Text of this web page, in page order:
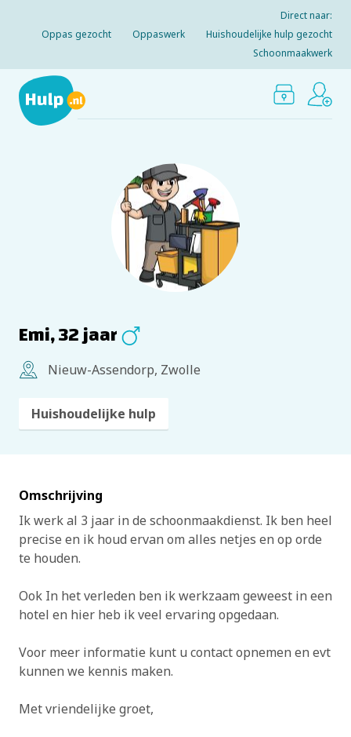
Direct naar:
Oppas gezocht
Oppaswerk
Huishoudelijke hulp gezocht
Schoonmaakwerk
Emi, 32 jaar
Nieuw-Assendorp, Zwolle
Huishoudelijke hulp
Omschrijving
Ik werk al 3 jaar in de schoonmaakdienst. Ik ben heel
precise en ik houd ervan om alles netjes en op orde
te houden.
Ook In het verleden ben ik werkzaam geweest in een
hotel en hier heb ik veel ervaring opgedaan.
Voor meer informatie kunt u contact opnemen en evt
kunnen we kennis maken.
Met vriendelijke groet,